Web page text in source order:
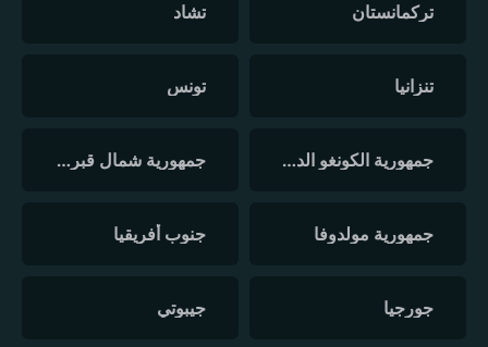
تركمانستان تشاد
تنزانيا تونس
جمهورية الكونغو الديمقراطية جمهورية شمال قبرص التركية
جمهورية مولدوفا جنوب أفريقيا
جورجيا جيبوتي